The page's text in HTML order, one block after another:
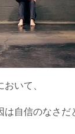
おいて、
自信のなさだ